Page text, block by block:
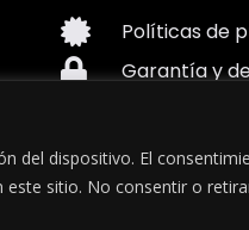
del dispositivo. El
sitio. No consentir o
Políticas de
Garantía y